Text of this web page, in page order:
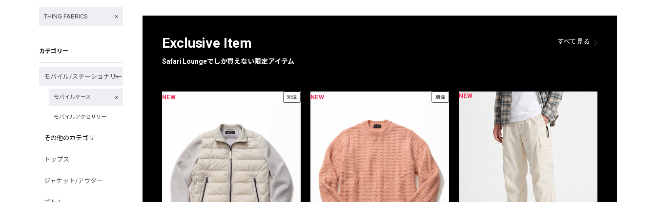
フォーカスブランド
THING FABRICS
カテゴリー
モバイル/ステーショナリー
モバイルケース
モバイルアクセサリー
その他のカテゴリ
トップス
ジャケット/アウター
Exclusive Item
Safari Loungeでしか買えない限定アイテム
すべて見る
NEW 別注 NEW 別注 NEW